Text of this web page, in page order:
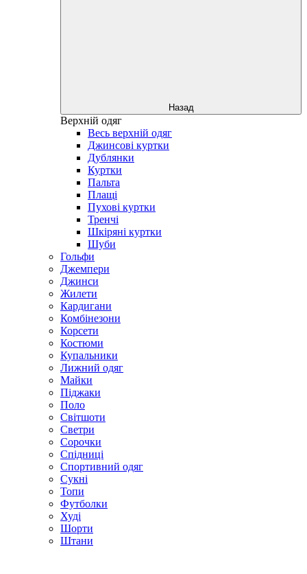
Назад
Верхній одяг
Весь верхній одяг
Джинсові куртки
Дублянки
Куртки
Пальта
Плащі
Пухові куртки
Тренчі
Шкіряні куртки
Шуби
Гольфи
Джемпери
Джинси
Жилети
Кардигани
Комбінезони
Корсети
Костюми
Купальники
Лижний одяг
Майки
Піджаки
Поло
Світшоти
Светри
Сорочки
Спідниці
Спортивний одяг
Сукні
Топи
Футболки
Худі
Шорти
Штани